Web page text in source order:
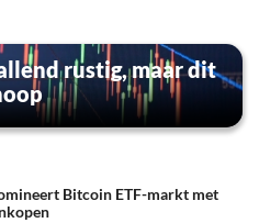
rustig, maar dit
Bitcoin ETF-markt met